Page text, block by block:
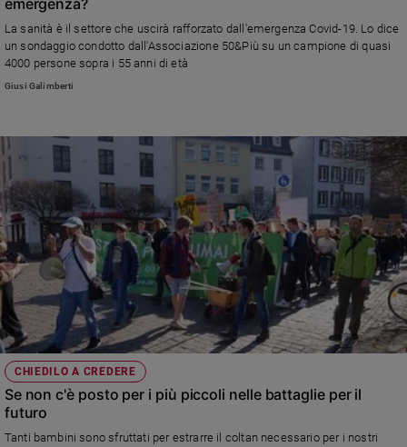
La sanità è il settore che uscirà rafforzato dall'emergenza Covid-19. Lo dice
un sondaggio condotto dall'Associazione 50&Più su un campione di quasi
4000 persone sopra i 55 anni di età
Giusi Galimberti
CHIEDILO A CREDERE
Se non c'è posto per i più piccoli nelle battaglie per il
futuro
Tanti bambini sono sfruttati per estrarre il coltan necessario per i nostri